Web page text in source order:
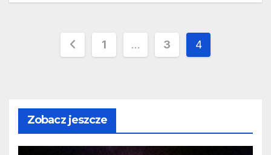
Stronicowanie
1 … 3 4
Zobacz jeszcze